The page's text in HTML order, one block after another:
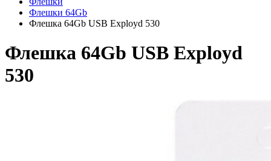
Флешки 64Gb
Флешка 64Gb USB Exployd 530
Флешка 64Gb USB Exployd
530